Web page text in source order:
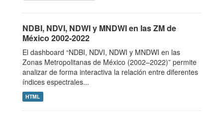
NDBI, NDVI, NDWI y MNDWI en las ZM de
México 2002-2022
El dashboard “NDBI, NDVI, NDWI y MNDWI en las
Zonas Metropolitanas de México (2002–2022)” permite
analizar de forma interactiva la relación entre diferentes
índices espectrales...
HTML